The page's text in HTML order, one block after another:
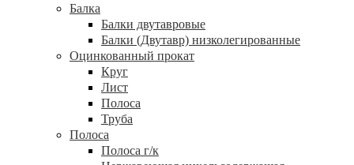
Балка
Балки двутавровые
Балки (Двутавр) низколегированные
Оцинкованный прокат
Круг
Лист
Полоса
Труба
Полоса
Полоса г/к